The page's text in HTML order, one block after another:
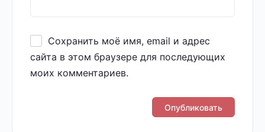
Сохранить моё имя, email и адрес
сайта в этом браузере для последующих
моих комментариев.